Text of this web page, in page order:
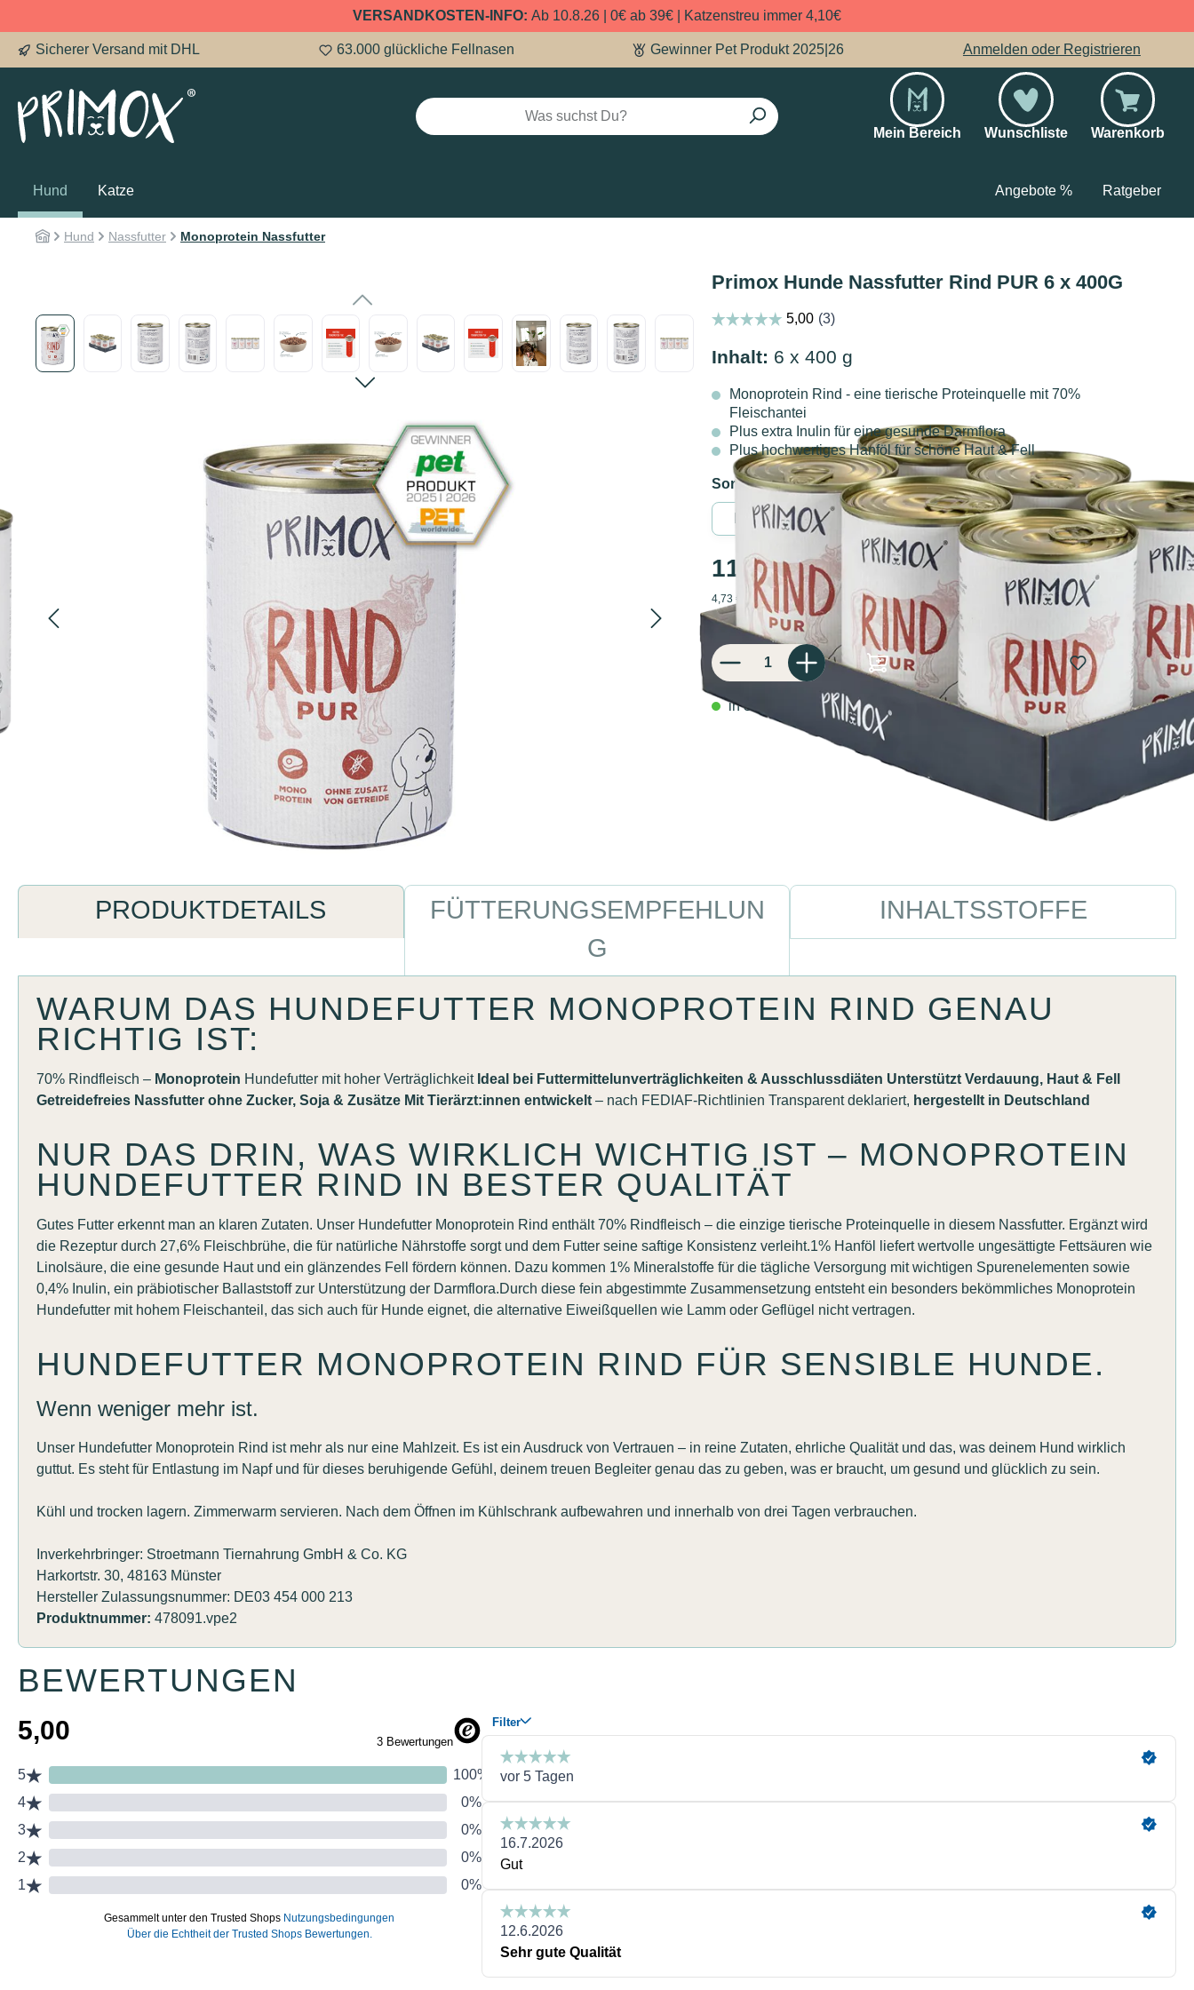
VERSANDKOSTEN-INFO: Ab 10.8.26 | 0€ ab 39€ | Katzenstreu immer 4,10€
Sicherer Versand mit DHL 63.000 glückliche Fellnasen Gewinner Pet Produkt 2025|26 Anmelden oder Registrieren
Mein Bereich Wunschliste Warenkorb
Hund Katze Angebote % Ratgeber
Hund Nassfutter Monoprotein Nassfutter
Primox Hunde Nassfutter Rind PUR 6 x 400G
Inhalt: 6 x 400 g
Monoprotein Rind - eine tierische Proteinquelle mit 70%
Fleischantei
Plus extra Inulin für eine gesunde Darmflora
Plus hochwertiges Hanföl für schöne Haut & Fell
Sorten
11,34 €
4,73 € / 1 kg
inkl. MwSt.
Produkt Anzahl: Gib den gewünschten Wert ein oder benutze die Schaltflächen um die Anzahl zu
In den Warenkorb
in 3-5 Werktagen bei dir
PRODUKTDETAILS
FÜTTERUNGSEMPFEHLUN
G
INHALTSSTOFFE
WARUM DAS HUNDEFUTTER MONOPROTEIN RIND GENAU
RICHTIG IST:
70% Rindfleisch – Monoprotein Hundefutter mit hoher Verträglichkeit Ideal bei Futtermittelunverträglichkeiten & Ausschlussdiäten Unterstützt Verdauung, Haut & Fell
Getreidefreies Nassfutter ohne Zucker, Soja & Zusätze Mit Tierärzt:innen entwickelt – nach FEDIAF-Richtlinien Transparent deklariert, hergestellt in Deutschland
NUR DAS DRIN, WAS WIRKLICH WICHTIG IST – MONOPROTEIN
HUNDEFUTTER RIND IN BESTER QUALITÄT
Gutes Futter erkennt man an klaren Zutaten. Unser Hundefutter Monoprotein Rind enthält 70% Rindfleisch – die einzige tierische Proteinquelle in diesem Nassfutter. Ergänzt wird
die Rezeptur durch 27,6% Fleischbrühe, die für natürliche Nährstoffe sorgt und dem Futter seine saftige Konsistenz verleiht.1% Hanföl liefert wertvolle ungesättigte Fettsäuren wie
Linolsäure, die eine gesunde Haut und ein glänzendes Fell fördern können. Dazu kommen 1% Mineralstoffe für die tägliche Versorgung mit wichtigen Spurenelementen sowie
0,4% Inulin, ein präbiotischer Ballaststoff zur Unterstützung der Darmflora.Durch diese fein abgestimmte Zusammensetzung entsteht ein besonders bekömmliches Monoprotein
Hundefutter mit hohem Fleischanteil, das sich auch für Hunde eignet, die alternative Eiweißquellen wie Lamm oder Geflügel nicht vertragen.
HUNDEFUTTER MONOPROTEIN RIND FÜR SENSIBLE HUNDE.
Wenn weniger mehr ist.
Unser Hundefutter Monoprotein Rind ist mehr als nur eine Mahlzeit. Es ist ein Ausdruck von Vertrauen – in reine Zutaten, ehrliche Qualität und das, was deinem Hund wirklich
guttut. Es steht für Entlastung im Napf und für dieses beruhigende Gefühl, deinem treuen Begleiter genau das zu geben, was er braucht, um gesund und glücklich zu sein.
Kühl und trocken lagern. Zimmerwarm servieren. Nach dem Öffnen im Kühlschrank aufbewahren und innerhalb von drei Tagen verbrauchen.
Inverkehrbringer: Stroetmann Tiernahrung GmbH & Co. KG
Harkortstr. 30, 48163 Münster
Hersteller Zulassungsnummer: DE03 454 000 213
Produktnummer: 478091.vpe2
BEWERTUNGEN